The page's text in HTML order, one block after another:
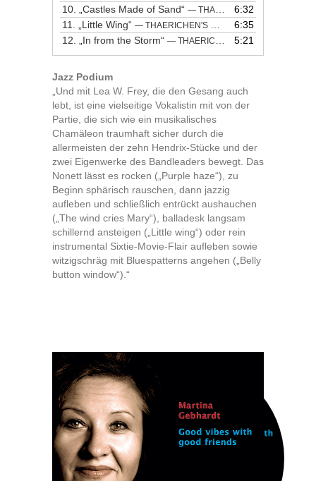
10.
„Castles Made of Sand“ — THAERICHEN'S HENDRIXPERIENCE ORCHESTRA
6:32
11.
„Little Wing“ — THAERICHEN'S HENDRIXPERIENCE ORCHESTRA
6:35
12.
„In from the Storm“ — THAERICHEN'S HENDRIXPERIENCE ORCHESTRA 5:21
Jazz Podium
„Und mit Lea W. Frey, die den Gesang auch
lebt, ist eine vielseitige Vokalistin mit von der
Partie, die sich wie ein musikalisches
Chamäleon traumhaft sicher durch die
allermeisten der zehn Hendrix-Stücke und der
zwei Eigenwerke des Bandleaders bewegt. Das
Nonett lässt es rocken („Purple haze“), zu
Beginn sphärisch rauschen, dann jazzig
aufleben und schließlich entrückt aushauchen
(„The wind cries Mary“), balladesk langsam
schillernd ansteigen („Little wing“) oder rein
instrumental Sixtie-Movie-Flair aufleben sowie
witzigschräg mit Bluespatterns angehen („Belly
button window“).“